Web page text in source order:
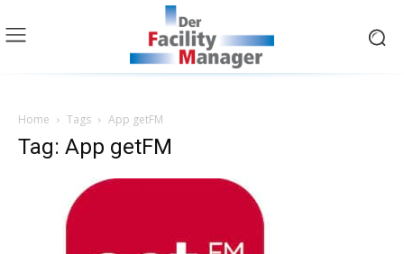
Home Tags App getFM
Tag: App getFM